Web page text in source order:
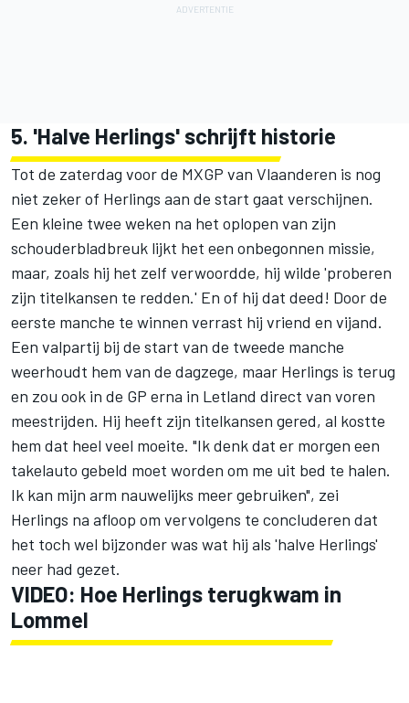
5. 'Halve Herlings' schrijft historie
Tot de zaterdag voor de MXGP van Vlaanderen is nog
niet zeker of Herlings aan de start gaat verschijnen.
Een kleine twee weken na het oplopen van zijn
schouderbladbreuk lijkt het een onbegonnen missie,
maar, zoals hij het zelf verwoordde, hij wilde 'proberen
zijn titelkansen te redden.' En of hij dat deed! Door de
eerste manche te winnen verrast hij vriend en vijand.
Een valpartij bij de start van de tweede manche
weerhoudt hem van de dagzege, maar Herlings is terug
en zou ook in de GP erna in Letland direct van voren
meestrijden. Hij heeft zijn titelkansen gered, al kostte
hem dat heel veel moeite. "Ik denk dat er morgen een
takelauto gebeld moet worden om me uit bed te halen.
Ik kan mijn arm nauwelijks meer gebruiken", zei
Herlings na afloop om vervolgens te concluderen dat
het toch wel bijzonder was wat hij als 'halve Herlings'
neer had gezet.
VIDEO: Hoe Herlings terugkwam in
Lommel